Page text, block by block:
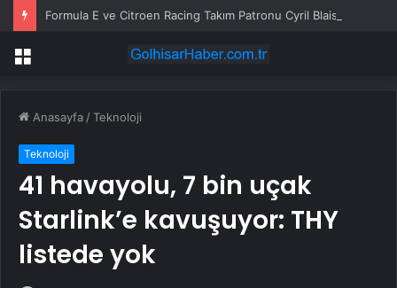
Menü
Anasayfa /Teknoloji
Teknoloji
41 havayolu, 7 bin uçak
Starlink’e kavuşuyor: THY
listede yok